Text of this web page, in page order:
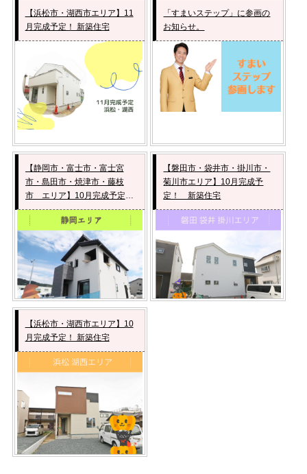
【浜松市・湖西市エリア】11
月完成予定！ 新築住宅
「すまいステップ」に参画の
お知らせ。
【静岡市・富士市・富士宮
市・島田市・焼津市・藤枝
市 エリア】10月完成予定！
新築住宅
【磐田市・袋井市・掛川市・
菊川市エリア】10月完成予
定！ 新築住宅
【浜松市・湖西市エリア】10
月完成予定！ 新築住宅